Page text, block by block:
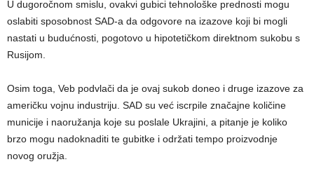
U dugoročnom smislu, ovakvi gubici tehnološke prednosti mogu
oslabiti sposobnost SAD-a da odgovore na izazove koji bi mogli
nastati u budućnosti, pogotovo u hipotetičkom direktnom sukobu s
Rusijom.
Osim toga, Veb podvlači da je ovaj sukob doneo i druge izazove za
američku vojnu industriju. SAD su već iscrpile značajne količine
municije i naoružanja koje su poslale Ukrajini, a pitanje je koliko
brzo mogu nadoknaditi te gubitke i održati tempo proizvodnje
novog oružja.